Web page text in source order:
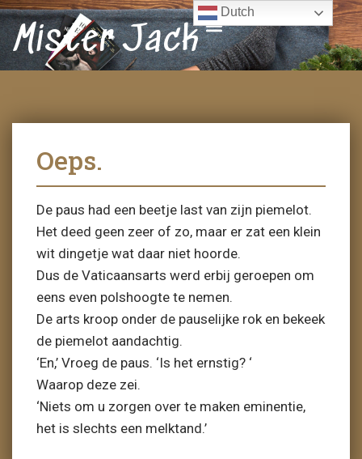
Mister Jack
Oeps.
De paus had een beetje last van zijn piemelot.
Het deed geen zeer of zo, maar er zat een klein
wit dingetje wat daar niet hoorde.
Dus de Vaticaansarts werd erbij geroepen om
eens even polshoogte te nemen.
De arts kroop onder de pauselijke rok en bekeek
de piemelot aandachtig.
‘En,’ Vroeg de paus. ‘Is het ernstig? ‘
Waarop deze zei.
‘Niets om u zorgen over te maken eminentie,
het is slechts een melktand.’
Dutch